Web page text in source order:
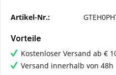
Artikel-Nr.:
Vorteile
Kostenloser Versand ab €
Versand innerhalb von 48h